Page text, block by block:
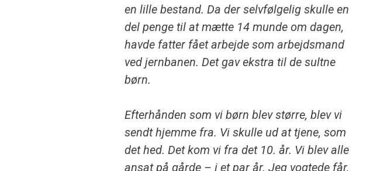
en lille bestand. Da der selvfølgelig skulle en
del penge til at mætte 14 munde om dagen,
havde fatter fået arbejde som arbejdsmand
ved jernbanen. Det gav ekstra til de sultne
børn.
Efterhånden som vi børn blev større, blev vi
sendt hjemme fra. Vi skulle ud at tjene, som
det hed. Det kom vi fra det 10. år. Vi blev alle
ansat på gårde – i et par år. Jeg vogtede får,